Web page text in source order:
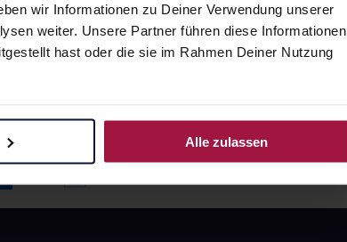
wir Informationen zu Deiner Verwendung unserer
weiter. Unsere Partner führen diese Informationen
hast oder die sie im Rahmen Deiner Nutzung
Alle zulassen